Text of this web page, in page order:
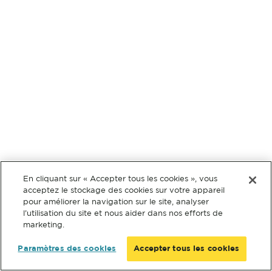
En cliquant sur « Accepter tous les cookies », vous
acceptez le stockage des cookies sur votre appareil
pour améliorer la navigation sur le site, analyser
l’utilisation du site et nous aider dans nos efforts de
marketing.
Paramètres des cookies Accepter tous les cookies